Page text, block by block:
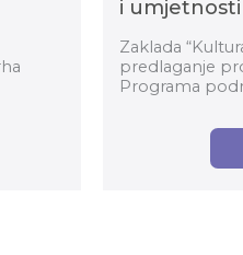
i umjetnosti
Zaklada
predlaganje
Programa
umjetnost za...